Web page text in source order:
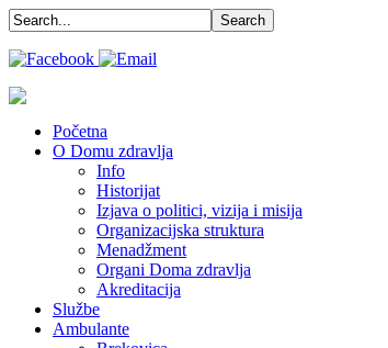
Početna
O Domu zdravlja
Info
Historijat
Izjava o politici, vizija i misija
Organizacijska struktura
Menadžment
Organi Doma zdravlja
Akreditacija
Službe
Ambulante